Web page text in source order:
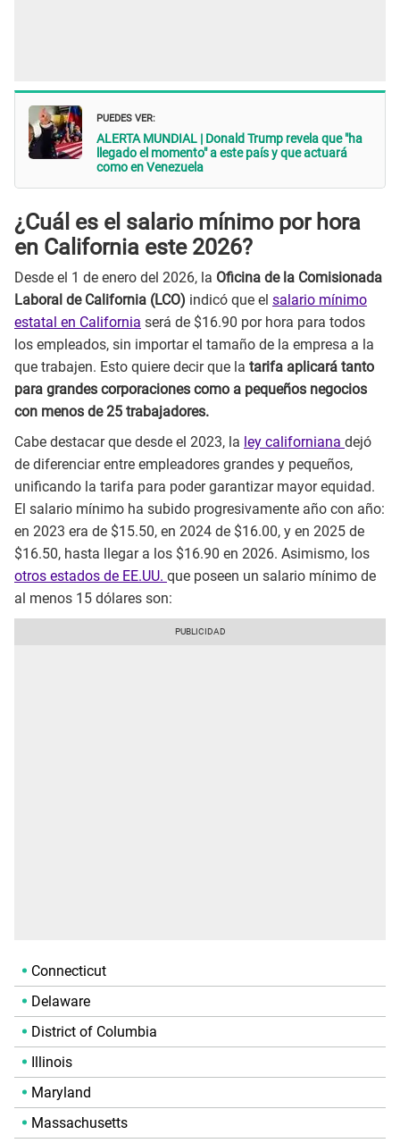
PUEDES VER:
ALERTA MUNDIAL | Donald Trump revela que "ha
llegado el momento" a este país y que actuará
como en Venezuela
¿Cuál es el salario mínimo por hora
en California este 2026?
Desde el 1 de enero del 2026, la Oficina de la Comisionada
Laboral de California (LCO) indicó que el salario mínimo
estatal en California será de $16.90 por hora para todos
los empleados, sin importar el tamaño de la empresa a la
que trabajen. Esto quiere decir que la tarifa aplicará tanto
para grandes corporaciones como a pequeños negocios
con menos de 25 trabajadores.
Cabe destacar que desde el 2023, la ley californiana dejó
de diferenciar entre empleadores grandes y pequeños,
unificando la tarifa para poder garantizar mayor equidad.
El salario mínimo ha subido progresivamente año con año:
en 2023 era de $15.50, en 2024 de $16.00, y en 2025 de
$16.50, hasta llegar a los $16.90 en 2026. Asimismo, los
otros estados de EE.UU. que poseen un salario mínimo de
al menos 15 dólares son:
Connecticut
Delaware
District of Columbia
Illinois
Maryland
Massachusetts